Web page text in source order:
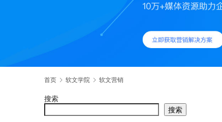
首页 软文学院 软文营销
搜索
搜索